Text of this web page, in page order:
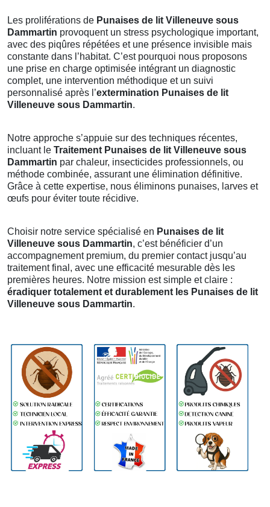
Les proliférations de Punaises de lit Villeneuve sous
Dammartin provoquent un stress psychologique important,
avec des piqûres répétées et une présence invisible mais
constante dans l’habitat. C’est pourquoi nous proposons
une prise en charge optimisée intégrant un diagnostic
complet, une intervention méthodique et un suivi
personnalisé après l’extermination Punaises de lit
Villeneuve sous Dammartin.
Notre approche s’appuie sur des techniques récentes,
incluant le Traitement Punaises de lit Villeneuve sous
Dammartin par chaleur, insecticides professionnels, ou
méthode combinée, assurant une élimination définitive.
Grâce à cette expertise, nous éliminons punaises, larves et
œufs pour éviter toute récidive.
Choisir notre service spécialisé en Punaises de lit
Villeneuve sous Dammartin, c’est bénéficier d’un
accompagnement premium, du premier contact jusqu’au
traitement final, avec une efficacité mesurable dès les
premières heures. Notre mission est simple et claire :
éradiquer totalement et durablement les Punaises de lit
Villeneuve sous Dammartin.